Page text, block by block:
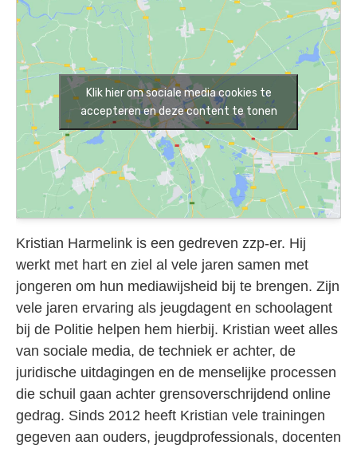
Klik hier om sociale media cookies te
accepteren en deze content te tonen
Kristian Harmelink is een gedreven zzp-er. Hij
werkt met hart en ziel al vele jaren samen met
jongeren om hun mediawijsheid bij te brengen. Zijn
vele jaren ervaring als jeugdagent en schoolagent
bij de Politie helpen hem hierbij. Kristian weet alles
van sociale media, de techniek er achter, de
juridische uitdagingen en de menselijke processen
die schuil gaan achter grensoverschrijdend online
gedrag. Sinds 2012 heeft Kristian vele trainingen
gegeven aan ouders, jeugdprofessionals, docenten